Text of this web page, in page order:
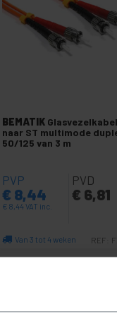
BEMATIK
naar ST multimode
50/125 van 3 m
PVP
€ 8,44
€ 8,44 VAT inc.
PVD
€ 6,81
Van 3 tot 4 weken REF:
Aantal